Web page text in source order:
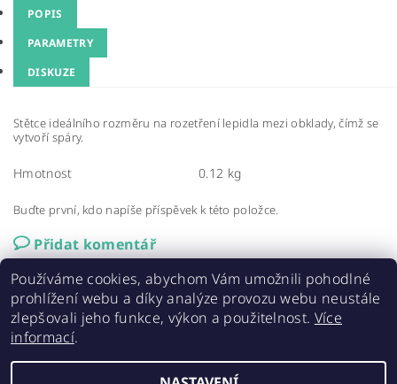
POPIS
PARAMETRY
DISKUZE
Stětce ideálního rozměru na rozetření lepidla mezi obklady, čímž se
vytvoří spáry.
Hmotnost 0.12 kg
Buďte první, kdo napíše příspěvek k této položce.
Přidat komentář
Elastolith.cz
Používáme cookies, abychom Vám umožnili pohodlné
prohlížení webu a díky analýze provozu webu neustále
zlepšovali jeho funkce, výkon a použitelnost. Více
informací.